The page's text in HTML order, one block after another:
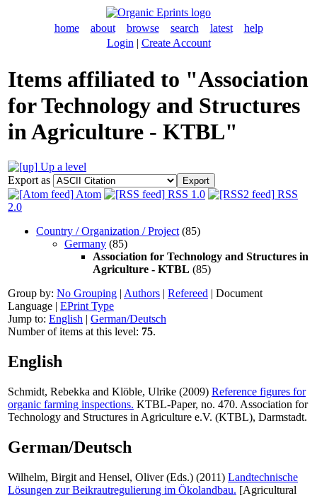
home about browse search latest
help
Login | Create Account
Items affiliated to "Association
for Technology and Structures
in Agriculture - KTBL"
Up a level
Export as
Atom
RSS 1.0
RSS
2.0
Country / Organization / Project (85)
Germany (85)
Association for Technology and Structures in
Agriculture - KTBL (85)
Group by: No Grouping | Authors | Refereed | Document
Language | EPrint Type
Jump to: English | German/Deutsch
Number of items at this level: 75.
English
Schmidt, Rebekka and Klöble, Ulrike (2009) Reference figures for
organic farming inspections. KTBL-Paper, no. 470. Association for
Technology and Structures in Agriculture e.V. (KTBL), Darmstadt.
German/Deutsch
Wilhelm, Birgit and Hensel, Oliver(Eds.) (2011) Landtechnische
Lösungen zur Beikrautregulierung im Ökolandbau. [Agricultural